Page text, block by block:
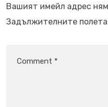
Вашият имейл адрес
Задължителните